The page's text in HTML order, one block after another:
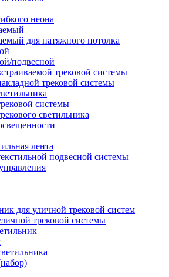
неона
для натяжного потолка
подвесной
трековой системы
трековой системы
системы
светильника
лента
подвесной системы
для уличной трековой систем
трековой системы